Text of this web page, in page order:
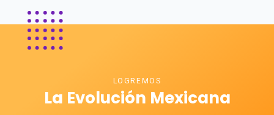
LOGREMOS
La Evolución Mexicana